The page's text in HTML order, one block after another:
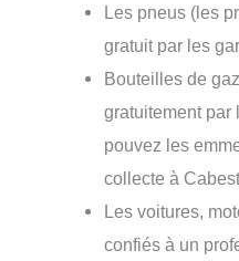
Les pneus (les
gratuit par les
Bouteilles de
gratuitement par
pouvez les
collecte à
Les voitures,
confiés à un